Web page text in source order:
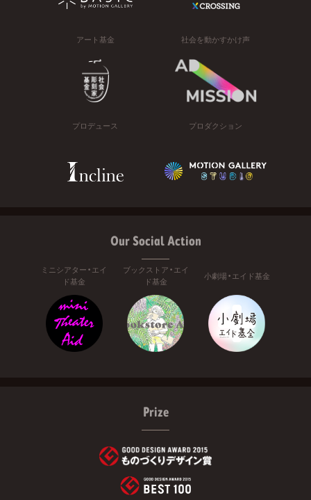
アート基金 社会を動かすかけ声
プロデュース プロダクション
Our Social Action
ミニシアター・エイ
ド基金
ブックストア・エイ
ド基金
小劇場・エイド基金
Prize